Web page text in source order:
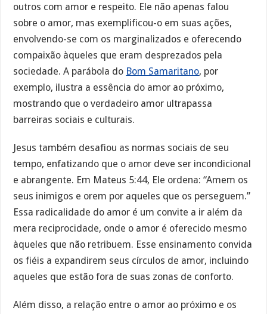
outros com amor e respeito. Ele não apenas falou
sobre o amor, mas exemplificou-o em suas ações,
envolvendo-se com os marginalizados e oferecendo
compaixão àqueles que eram desprezados pela
sociedade. A parábola do Bom Samaritano, por
exemplo, ilustra a essência do amor ao próximo,
mostrando que o verdadeiro amor ultrapassa
barreiras sociais e culturais.
Jesus também desafiou as normas sociais de seu
tempo, enfatizando que o amor deve ser incondicional
e abrangente. Em Mateus 5:44, Ele ordena: “Amem os
seus inimigos e orem por aqueles que os perseguem.”
Essa radicalidade do amor é um convite a ir além da
mera reciprocidade, onde o amor é oferecido mesmo
àqueles que não retribuem. Esse ensinamento convida
os fiéis a expandirem seus círculos de amor, incluindo
aqueles que estão fora de suas zonas de conforto.
Além disso, a relação entre o amor ao próximo e os